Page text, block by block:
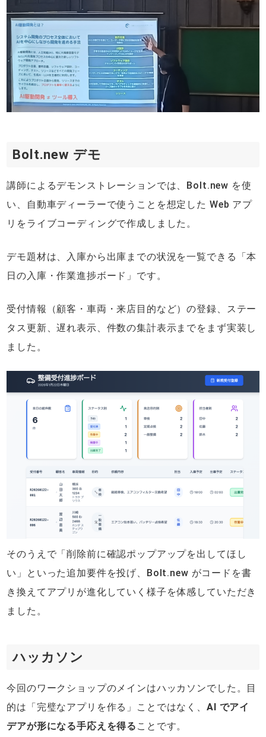
Bolt.new デモ
講師によるデモンストレーションでは、Bolt.new を使
い、自動車ディーラーで使うことを想定した Web アプ
リをライブコーディングで作成しました。
デモ題材は、入庫から出庫までの状況を一覧できる「本
日の入庫・作業進捗ボード」です。
受付情報（顧客・車両・来店目的など）の登録、ステー
タス更新、遅れ表示、件数の集計表示までをまず実装し
ました。
そのうえで「削除前に確認ポップアップを出してほし
い」といった追加要件を投げ、Bolt.new がコードを書
き換えてアプリが進化していく様子を体感していただき
ました。
ハッカソン
今回のワークショップのメインはハッカソンでした。目
的は「完璧なアプリを作る」ことではなく、AI でアイ
デアが形になる手応えを得る ことです。